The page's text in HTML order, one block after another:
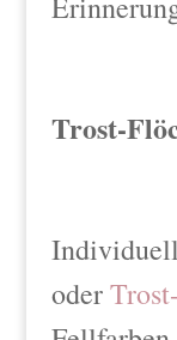
Trost-
oder